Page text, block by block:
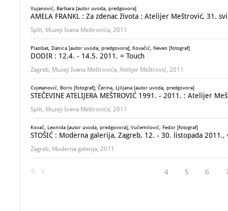
Vujanović, Barbara [autor uvoda, predgovora]
AMELA FRANKL : Za zdenac života : Atelijer Meštrović, 31.
Split, Muzeji Ivana Meštrovića, 2011
Plazibat, Danica [autor uvoda, predgovora]; Kovačić, Neven [fotograf]
DODIR : 12.4. - 14.5. 2011. = Touch
Zagreb, Muzeji Ivana Meštrovića, Atelijer Meštrović, 2011
Cvjetanović, Boris [fotograf]; Čerina, Ljiljana [autor uvoda, predgovora]
STEČEVINE ATELIJERA MEŠTROVIĆ 1991. - 2011. : Atelijer
Split, Muzeji Ivana Meštrovića, 2011
Kovač, Leonida [autor uvoda, predgovora]; Vučemilović, Fedor [fotograf]
STOŠIĆ : Moderna galerija, Zagreb, 12. - 30. listopada
Zagreb, Moderna galerija, 2011
4 5 6